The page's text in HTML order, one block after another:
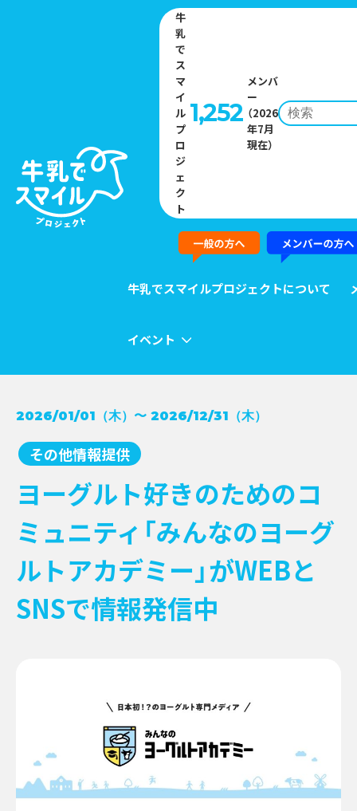
牛
乳
で
ス
マ
イ
ル
プ
ロ
ジ
ェ
ク
ト
1,252
メンバ
ー
（2026
年7月
現在）
牛乳でスマイルプロジェクトについて
NEWS
コンクール受賞レシピ
→
新商品 →
イベント
EVENTキャンペーン
その他情報提供 →
ヨーグルト好きのためのコミュニティ「みん
なのヨーグルトアカデミー」がWEBとSNSで情報発信中
EVENT
イベント
2026/01/01（木）〜 2026/12/31（木）
その他情報提供
ヨーグルト好きのためのコ
ミュニティ「みんなのヨーグ
ルトアカデミー」がWEBと
SNSで情報発信中